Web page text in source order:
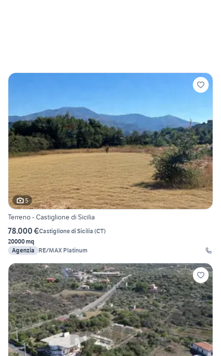
5
Terreno - Castiglione di Sicilia
78.000 €Castiglione di Sicilia (CT)
20000 mq
Agenzia
RE/MAX Platinum